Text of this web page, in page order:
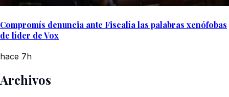
Compromís denuncia ante Fiscalía las palabras xenófobas
de líder de Vox
hace 7h
Archivos